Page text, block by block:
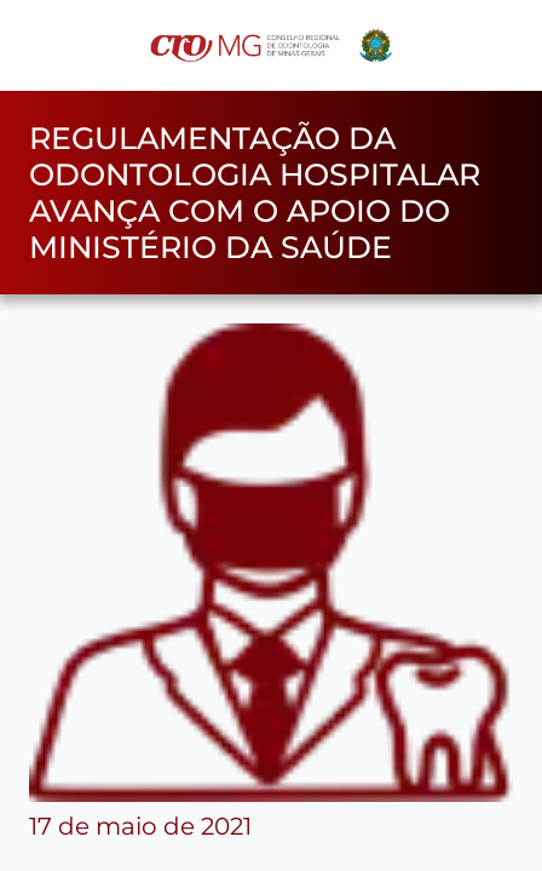
REGULAMENTAÇÃO DA
ODONTOLOGIA HOSPITALAR
AVANÇA COM O APOIO DO
MINISTÉRIO DA SAÚDE
17 de maio de 2021